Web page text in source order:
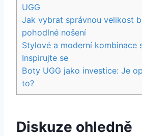
UGG
Jak⁢ vybrat správnou velikost
‌pohodlné nošení
Stylové⁣ a ⁢moderní kombinace‌
‌Inspirujte se
Boty UGG jako investice: Je
to?
Diskuze ohledně